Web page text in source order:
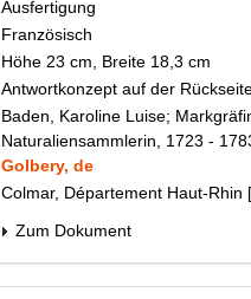
Ausfertigung
Französisch
Höhe 23 cm, Breite 18,3 cm
Antwortkonzept auf der
Baden, Karoline Luise;
Naturaliensammlerin, 1723 -
Golbery, de
Colmar, Département Haut-Rhin
Zum Dokument